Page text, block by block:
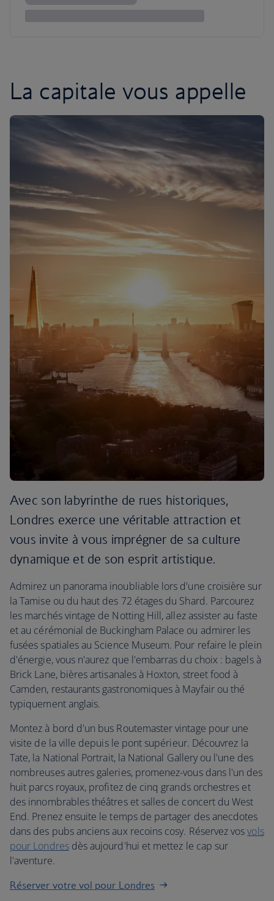
La capitale vous appelle
Avec son labyrinthe de rues historiques,
Londres exerce une véritable attraction et
vous invite à vous imprégner de sa culture
dynamique et de son esprit artistique.
Admirez un panorama inoubliable lors d'une croisière sur
la Tamise ou du haut des 72 étages du Shard. Parcourez
les marchés vintage de Notting Hill, allez assister au faste
et au cérémonial de Buckingham Palace ou admirer les
fusées spatiales au Science Museum. Pour refaire le plein
d'énergie, vous n'aurez que l'embarras du choix : bagels à
Brick Lane, bières artisanales à Hoxton, street food à
Camden, restaurants gastronomiques à Mayfair ou thé
typiquement anglais.
Montez à bord d'un bus Routemaster vintage pour une
visite de la ville depuis le pont supérieur. Découvrez la
Tate, la National Portrait, la National Gallery ou l'une des
nombreuses autres galeries, promenez-vous dans l'un des
huit parcs royaux, profitez de cinq grands orchestres et
des innombrables théâtres et salles de concert du West
End. Prenez ensuite le temps de partager des anecdotes
dans des pubs anciens aux recoins cosy. Réservez vosvols
pour Londresdès aujourd'hui et mettez le cap sur
l'aventure.
Réserver votre vol pour Londres